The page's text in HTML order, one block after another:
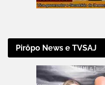
Pirôpo News e TVSAJ